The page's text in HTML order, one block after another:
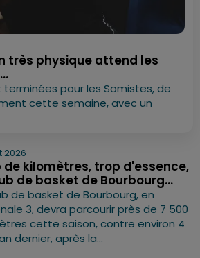
très physique attend les
pour les Somistes, de
cette semaine, avec un
2026
de kilomètres, trop d'essence,
de basket de Bourbourg...
de basket de Bourbourg, en
3, devra parcourir près de 7 500
cette saison, contre environ 4
dernier, après la...